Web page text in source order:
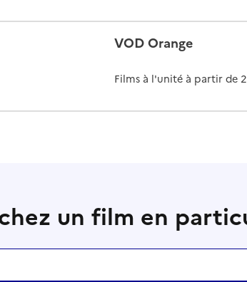
VOD Orange
Films à l'unité à partir de
un film en
film